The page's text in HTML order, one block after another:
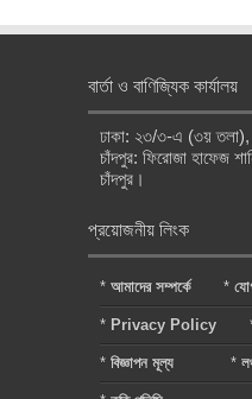
বার্তা ও বাণিজ্যিক কার্যালয়
ঢাকা: ২৩/৩-এ (৩য় তলা),
চাঁদপুর: ফিরোজা হাফেজ
চাঁদপুর।
প্রয়োজনীয় লিংক
* আমাদের সম্পর্কে *
* Privacy Policy
* বিজ্ঞাপন মূল্য *